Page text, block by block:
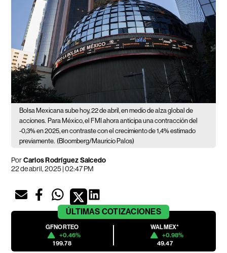
Bolsa Mexicana sube hoy, 22 de abril, en medio de alza global de
acciones. Para México, el FMI ahora anticipa una contracción del
-0,3% en 2025, en contraste con el crecimiento de 1,4% estimado
previamente. (Bloomberg/Mauricio Palos)
PorCarlos Rodríguez Salcedo
22 de abril, 2025 | 02:47 PM
ÚLTIMAS COTIZACIONES
GFNORTEO
+0.46%
199.78
WALMEX*
+0.98%
49.47